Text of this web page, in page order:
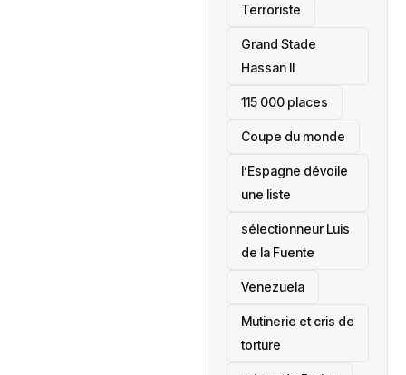
Terroriste
Grand Stade
Hassan II
115 000 places
‎Coupe du monde
l’Espagne dévoile
une liste
sélectionneur Luis
de la Fuente
‎Venezuela
Mutinerie et cris de
torture